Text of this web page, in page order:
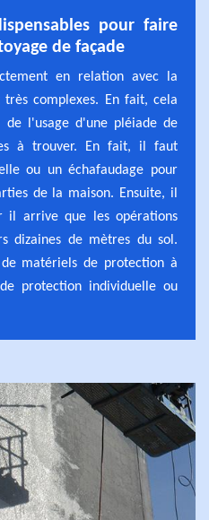
pour faire
de façade
en relation avec la
complexes. En fait, cela
de l'usage d'une pléiade de
à trouver. En fait, il faut
ou un échafaudage pour
de la maison. Ensuite, il
il arrive que les opérations
dizaines de mètres du sol.
matériels de protection à
protection individuelle ou